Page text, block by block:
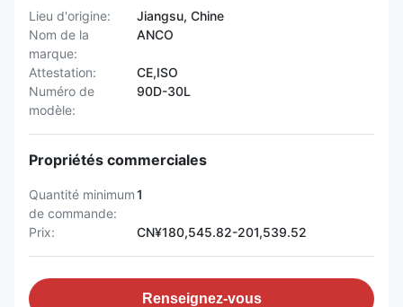
Lieu d'origine:
Jiangsu, Chine
Nom de la
marque:
ANCO
Attestation:
CE,ISO
Numéro de
modèle:
90D-30L
Propriétés commerciales
Quantité minimum
de commande:
1
Prix: CN¥180,545.82-201,539.52
Renseignez-vous